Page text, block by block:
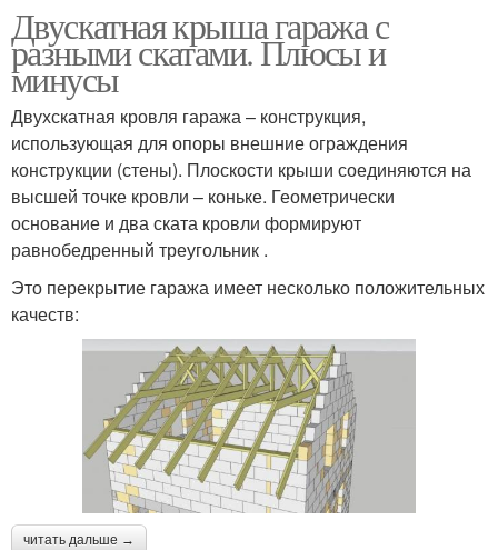
Двускатная крыша гаража с
разными скатами. Плюсы и
минусы
Двухскатная кровля гаража – конструкция,
использующая для опоры внешние ограждения
конструкции (стены). Плоскости крыши соединяются на
высшей точке кровли – коньке. Геометрически
основание и два ската кровли формируют
равнобедренный треугольник .
Это перекрытие гаража имеет несколько положительных
качеств:
читать дальше →